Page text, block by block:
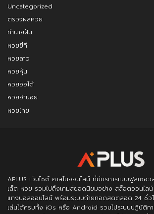
Uncategorized
ตรวจผลหวย
ทำนายฝัน
หวยยี่กี
หวยลาว
หวยหุ้น
หวยออโต้
หวยฮานอย
หวยไทย
APLUS เว็บไซต์ คาสิโนออนไลน์ ที่มีบริการแบบฟูลเซอวิ
เล็ต หวย รวมไปถึงเกมส์ยอดนิยมอย่าง สล็อตออนไล
แทงบอลออนไลน์ พร้อมระบบถ่ายทอดสดตลอด 24 ชั่ว
เล่นได้ครบทั้ง iOs หรือ Android รวมไประบบปฏิบัติก